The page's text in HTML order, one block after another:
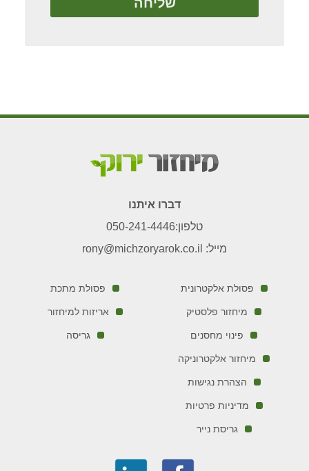
דברו איתנו
טלפון:050-241-4446
מייל: rony@michzoryarok.co.il
פסולת אלקטרונית
מיחזור פלסטיק
פינוי מחסנים
מיחזור אלקטרוניקה
הצהרת נגישות
מדיניות פרטיות
גריסת נייר
פסולת מתכת
אריזות למיחזור
גריסה